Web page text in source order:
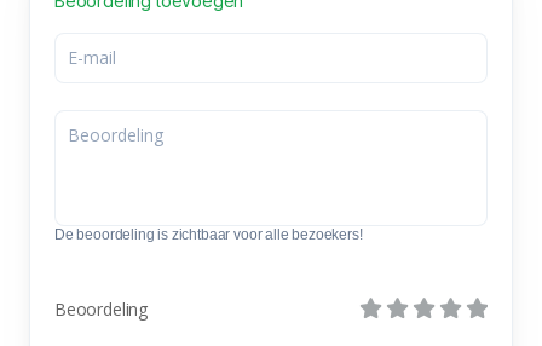
De beoordeling is zichtbaar voor alle bezoekers!
Beoordeling